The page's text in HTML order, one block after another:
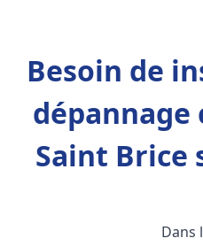
Besoin de
dépannage
Saint Brice
Dans